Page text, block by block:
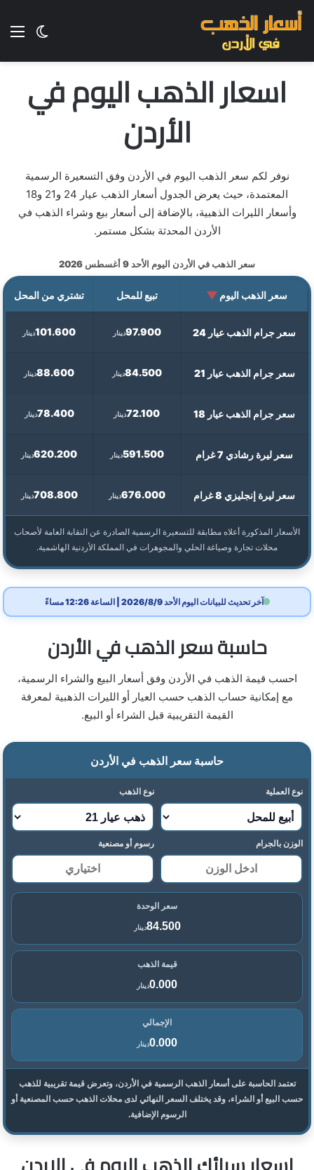
الوضع
اسعار الذهب اليوم في
الأردن
نوفر لكم سعر الذهب اليوم في الأردن وفق التسعيرة الرسمية
المعتمدة، حيث يعرض الجدول أسعار الذهب عيار 24 و21 و18
وأسعار الليرات الذهبية، بالإضافة إلى أسعار بيع وشراء الذهب في
الأردن المحدثة بشكل مستمر.
سعر الذهب في الأردن اليوم الأحد 9 أغسطس 2026
سعر الذهب اليوم ▼ تبيع للمحل تشتري من المحل
سعر جرام الذهب عيار 24 دينار97.900 دينار101.600
سعر جرام الذهب عيار 21 دينار84.500 دينار88.600
سعر جرام الذهب عيار 18 دينار72.100 دينار78.400
سعر ليرة رشادي 7 غرام دينار591.500 دينار620.200
سعر ليرة إنجليزي 8 غرام دينار676.000 دينار708.800
الأسعار المذكورة أعلاه مطابقة للتسعيرة الرسمية الصادرة عن النقابة العامة لأصحاب
محلات تجارة وصياغة الحلي والمجوهرات في المملكة الأردنية الهاشمية.
آخر تحديث للبيانات اليوم الأحد 2026/8/9 | الساعة 12:26 مساءً
حاسبة سعر الذهب في الأردن
احسب قيمة الذهب في الأردن وفق أسعار البيع والشراء الرسمية،
مع إمكانية حساب الذهب حسب العيار أو الليرات الذهبية لمعرفة
القيمة التقريبية قبل الشراء أو البيع.
حاسبة سعر الذهب في الأردن
نوع العملية نوع الذهب
الوزن بالجرام رسوم أو مصنعية
سعر الوحدة
دينار84.500
قيمة الذهب
دينار0.000
الإجمالي
دينار0.000
تعتمد الحاسبة على أسعار الذهب الرسمية في الأردن، وتعرض قيمة تقريبية للذهب
حسب البيع أو الشراء، وقد يختلف السعر النهائي لدى محلات الذهب حسب المصنعية أو
الرسوم الإضافية.